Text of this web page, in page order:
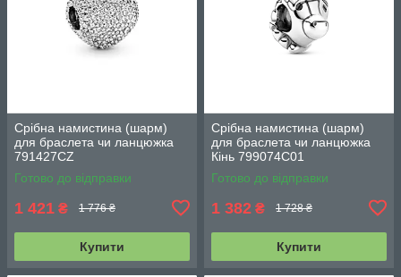
Срібна намистина (шарм)
для браслета чи ланцюжка
791427CZ
Готово до відправки
1 421 ₴ 1 776 ₴
Купити
Срібна намистина (шарм)
для браслета чи ланцюжка
Кінь 799074C01
Готово до відправки
1 382 ₴ 1 728 ₴
Купити